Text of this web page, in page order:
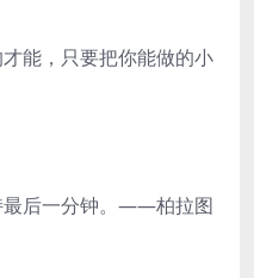
能，只要把你能做的小
后一分钟。——柏拉图